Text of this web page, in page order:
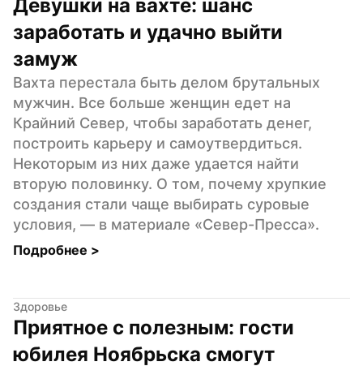
Девушки на вахте: шанс
заработать и удачно выйти
замуж
Вахта перестала быть делом брутальных
мужчин. Все больше женщин едет на
Крайний Север, чтобы заработать денег,
построить карьеру и самоутвердиться.
Некоторым из них даже удается найти
вторую половинку. О том, почему хрупкие
создания стали чаще выбирать суровые
условия, — в материале «Север-Пресса».
Подробнее >
Здоровье
Приятное с полезным: гости
юбилея Ноябрьска смогут